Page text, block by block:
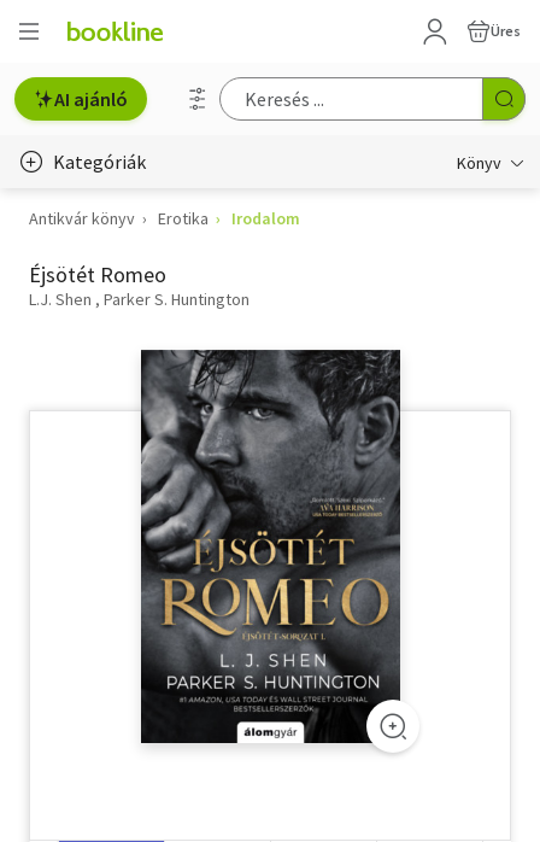
Üres
AI ajánló
Kategóriák Könyv
Életmód, egészség
Erotika
Hobbi, szabadidő
Szótár, nyelvkönyv
Tankönyv, segédkönyv
Társadalomtudomány
Természettudomány
Antikvár könyv Erotika Irodalom
Éjsötét Romeo
L.J. Shen Parker S. Huntington